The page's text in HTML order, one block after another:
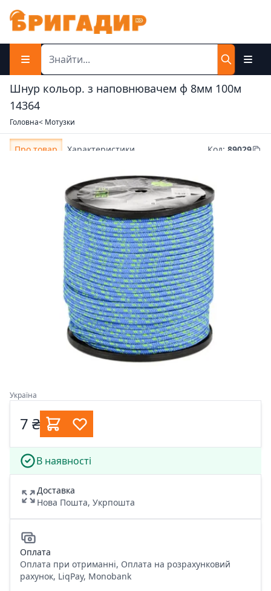
Шнур кольор. з наповнювачем ф 8мм 100м
14364
Головна< Мотузки
Про товар Характеристики Код: 89029
Україна
7 ₴
В наявності
Доставка
Нова Пошта, Укрпошта
Оплата
Оплата при отриманні, Оплата на розрахунковий
рахунок, LiqPay, Monobank